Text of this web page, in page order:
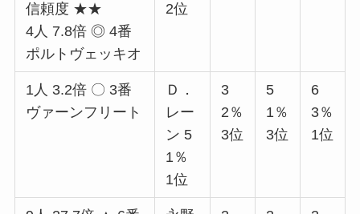
信頼度 ★★
4人 7.8倍 ◎ 4番
ポルトヴェッキオ
2位
1人 3.2倍 〇 3番
ヴァーンフリート
Ｄ．
レー
ン 5
1％
1位
3
2％
3位
5
1％
3位
6
3％
1位